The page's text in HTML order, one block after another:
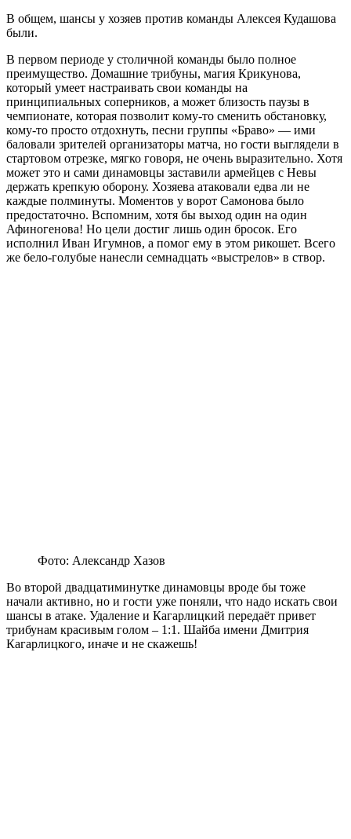
В общем, шансы у хозяев против команды Алексея Кудашова
были.
В первом периоде у столичной команды было полное
преимущество. Домашние трибуны, магия Крикунова,
который умеет настраивать свои команды на
принципиальных соперников, а может близость паузы в
чемпионате, которая позволит кому-то сменить обстановку,
кому-то просто отдохнуть, песни группы «Браво» — ими
баловали зрителей организаторы матча, но гости выглядели в
стартовом отрезке, мягко говоря, не очень выразительно. Хотя
может это и сами динамовцы заставили армейцев с Невы
держать крепкую оборону. Хозяева атаковали едва ли не
каждые полминуты. Моментов у ворот Самонова было
предостаточно. Вспомним, хотя бы выход один на один
Афиногенова! Но цели достиг лишь один бросок. Его
исполнил Иван Игумнов, а помог ему в этом рикошет. Всего
же бело-голубые нанесли семнадцать «выстрелов» в створ.
Фото: Александр Хазов
Во второй двадцатиминутке динамовцы вроде бы тоже
начали активно, но и гости уже поняли, что надо искать свои
шансы в атаке. Удаление и Кагарлицкий передаёт привет
трибунам красивым голом – 1:1. Шайба имени Дмитрия
Кагарлицкого, иначе и не скажешь!